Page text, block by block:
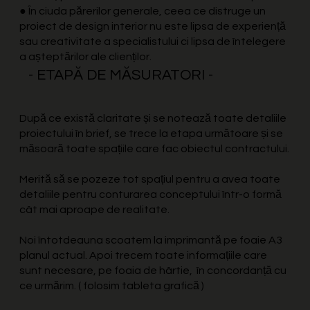
● În ciuda părerilor generale, ceea ce distruge un
proiect de design interior nu este lipsa de experiență
sau creativitate a specialistului ci lipsa de întelegere
a așteptărilor ale clienților.
După ce există claritate și se notează toate detaliile
proiectului în brief, se trece la etapa următoare și se
măsoară toate spațiile care fac obiectul contractului.
Merită să se pozeze tot spațiul pentru a avea toate
detaliile pentru conturarea conceptului într-o formă
cât mai aproape de realitate.
Noi întotdeauna scoatem la imprimantă pe foaie A3
planul actual. Apoi trecem toate informațiile care
sunt necesare, pe foaia de hârtie, în concordanță cu
ce urmărim. ( folosim tableta grafică )
- ETAPĂ DE MĂSURATORI -